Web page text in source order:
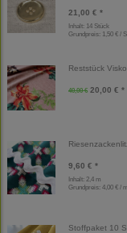
21,00 € *
Inhalt: 14 Stück
Grundpreis: 1,50 € /
Reststück
40,00 € 20,00 € *
9,60 € *
Inhalt: 2,4 m
Grundpreis: 4,00 € / m
Stoffpaket 10